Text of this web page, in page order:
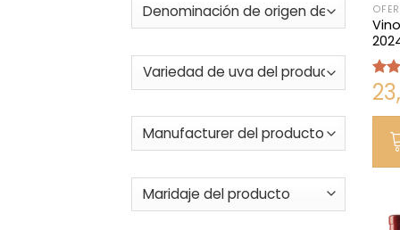
con
de 5